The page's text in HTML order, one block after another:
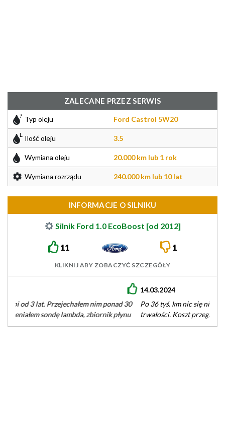
ZALECANE PRZEZ SERWIS
Typ oleju Ford Castrol 5W20
Ilość oleju 3.5
Wymiana oleju 20.000 km lub 1 rok
Wymiana rozrządu 240.000 km lub 10 lat
INFORMACJE O SILNIKU
Silnik Ford 1.0 EcoBoost [od 2012]
11 1
KLIKNIJ ABY ZOBACZYĆ SZCZEGÓŁY
Po 36 tyś. km nic się nie dzieje ale trudno jeszcze mówić o
trwałości. Koszt przeglądu w ASO po 4…